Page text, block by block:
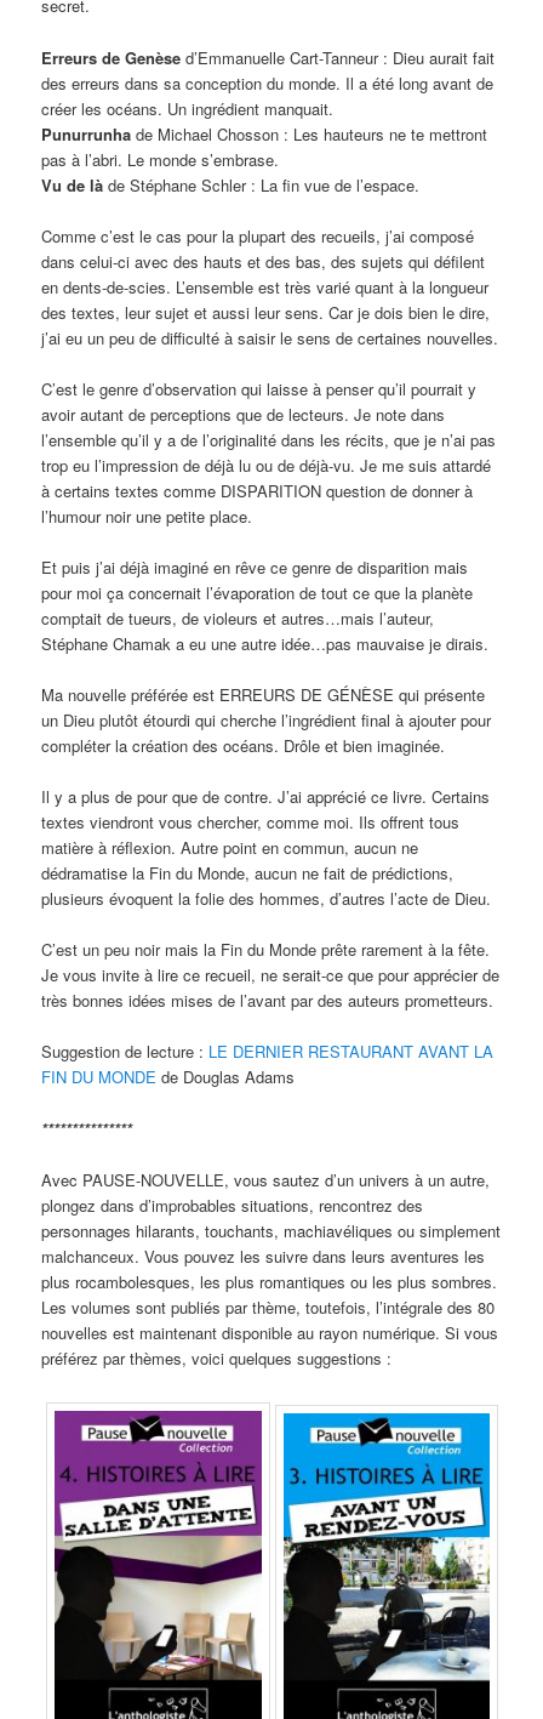
secret.
Erreurs de Genèse d’Emmanuelle Cart-Tanneur : Dieu aurait fait
des erreurs dans sa conception du monde. Il a été long avant de
créer les océans. Un ingrédient manquait.
Punurrunha de Michael Chosson : Les hauteurs ne te mettront
pas à l’abri. Le monde s’embrase.
Vu de là de Stéphane Schler : La fin vue de l’espace.
Comme c’est le cas pour la plupart des recueils, j’ai composé
dans celui-ci avec des hauts et des bas, des sujets qui défilent
en dents-de-scies. L’ensemble est très varié quant à la longueur
des textes, leur sujet et aussi leur sens. Car je dois bien le dire,
j’ai eu un peu de difficulté à saisir le sens de certaines nouvelles.
C’est le genre d’observation qui laisse à penser qu’il pourrait y
avoir autant de perceptions que de lecteurs. Je note dans
l’ensemble qu’il y a de l’originalité dans les récits, que je n’ai pas
trop eu l’impression de déjà lu ou de déjà-vu. Je me suis attardé
à certains textes comme DISPARITION question de donner à
l’humour noir une petite place.
Et puis j’ai déjà imaginé en rêve ce genre de disparition mais
pour moi ça concernait l’évaporation de tout ce que la planète
comptait de tueurs, de violeurs et autres…mais l’auteur,
Stéphane Chamak a eu une autre idée…pas mauvaise je dirais.
Ma nouvelle préférée est ERREURS DE GÉNÈSE qui présente
un Dieu plutôt étourdi qui cherche l’ingrédient final à ajouter pour
compléter la création des océans. Drôle et bien imaginée.
Il y a plus de pour que de contre. J’ai apprécié ce livre. Certains
textes viendront vous chercher, comme moi. Ils offrent tous
matière à réflexion. Autre point en commun, aucun ne
dédramatise la Fin du Monde, aucun ne fait de prédictions,
plusieurs évoquent la folie des hommes, d’autres l’acte de Dieu.
C’est un peu noir mais la Fin du Monde prête rarement à la fête.
Je vous invite à lire ce recueil, ne serait-ce que pour apprécier de
très bonnes idées mises de l’avant par des auteurs prometteurs.
Suggestion de lecture : LE DERNIER RESTAURANT AVANT LA
FIN DU MONDE de Douglas Adams
***************
Avec PAUSE-NOUVELLE, vous sautez d’un univers à un autre,
plongez dans d’improbables situations, rencontrez des
personnages hilarants, touchants, machiavéliques ou simplement
malchanceux. Vous pouvez les suivre dans leurs aventures les
plus rocambolesques, les plus romantiques ou les plus sombres.
Les volumes sont publiés par thème, toutefois, l’intégrale des 80
nouvelles est maintenant disponible au rayon numérique. Si vous
préférez par thèmes, voici quelques suggestions :